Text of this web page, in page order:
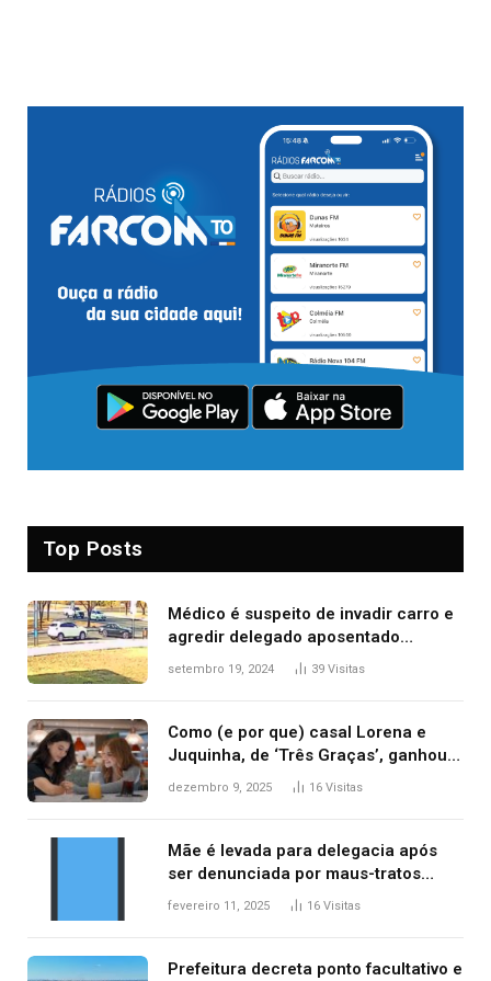
Top Posts
Médico é suspeito de invadir carro e
agredir delegado aposentado
durante confusão no trânsito
setembro 19, 2024 39 Visitas
Como (e por que) casal Lorena e
Juquinha, de ‘Três Graças’, ganhou
repercussão internacional
dezembro 9, 2025 16 Visitas
Mãe é levada para delegacia após
ser denunciada por maus-tratos
contra dois filhos, diz polícia
fevereiro 11, 2025 16 Visitas
Prefeitura decreta ponto facultativo e